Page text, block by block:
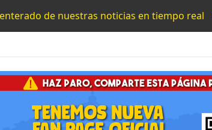
de nuestras noticias en tiempo real